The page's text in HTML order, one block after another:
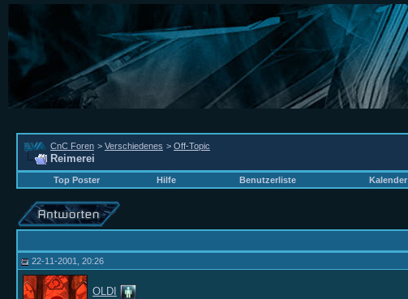
CnC Foren > Verschiedenes > Off-Topic
Reimerei
Top Poster
Hilfe Benutzerliste Kalender
22-11-2001, 20:26
OLDI